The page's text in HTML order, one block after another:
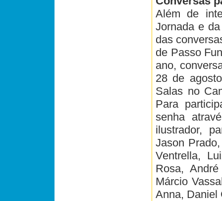
Além de
Jornada e
das
de Passo
ano,
28 de
Salas no
Para
senha
ilustrador,
Jason
Ventrella,
Rosa,
Márcio
Anna, Daniel